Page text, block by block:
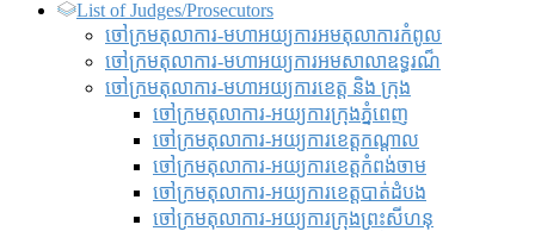
List of Judges/Prosecutors
ចៅក្រមតុលាការ-មហាអយ្យការអមតុលាការកំពូល
ចៅក្រមតុលាការ-មហាអយ្យការអមសាលាឧទ្ធរណ៏
ចៅក្រមតុលាការ-មហាអយ្យការខេត្ត និង ក្រុង
ចៅក្រមតុលាការ-អយ្យការក្រុងភ្នំពេញ
ចៅក្រមតុលាការ-អយ្យការខេត្តកណ្តាល
ចៅក្រមតុលាការ-អយ្យការខេត្តកំពង់ចាម
ចៅក្រមតុលាការ-អយ្យការខេត្តបាត់ដំបង
ចៅក្រមតុលាការ-អយ្យការ​ក្រុងព្រះសីហនុ